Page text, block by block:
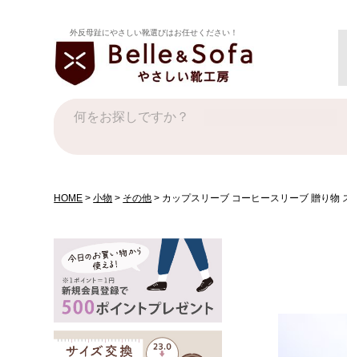
外反母趾にやさしい靴選びはお任せください！
HOME 小物 その他 カップスリーブ コーヒースリーブ 贈り物